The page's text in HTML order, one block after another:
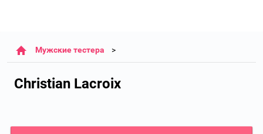
Мужские тестера
Christian Lacroix